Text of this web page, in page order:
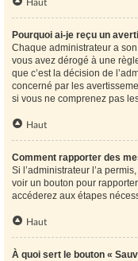
Haut
Pourquoi ai-je reçu un
Chaque administrateur a
vous avez dérogé à une
que c’est la décision de
concerné par les
si vous ne comprenez pas
Haut
Comment rapporter des
Si l’administrateur l’a
voir un bouton pour
accéderez aux étapes
Haut
À quoi sert le bouton «